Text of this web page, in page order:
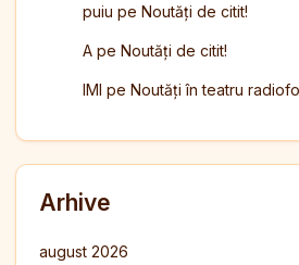
puiu pe Noutăți de citit!
A pe Noutăți de citit!
IMI pe Noutăți în teatru
Arhive
august 2026